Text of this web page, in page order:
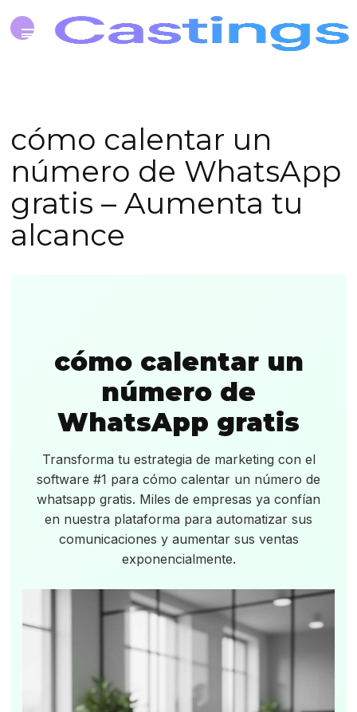
cómo calentar un
número de WhatsApp
gratis – Aumenta tu
alcance
cómo calentar un
número de
WhatsApp gratis
Transforma tu estrategia de marketing con el
software #1 para cómo calentar un número de
whatsapp gratis. Miles de empresas ya confían
en nuestra plataforma para automatizar sus
comunicaciones y aumentar sus ventas
exponencialmente.